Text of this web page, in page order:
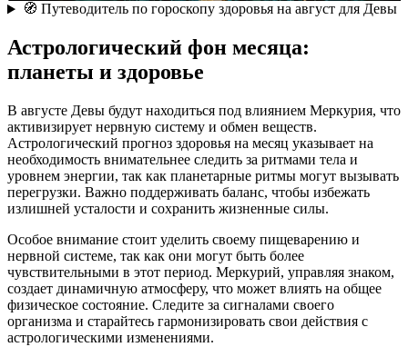
🧭 Путеводитель по гороскопу здоровья на август для Девы
Астрологический фон месяца:
планеты и здоровье
В августе Девы будут находиться под влиянием Меркурия, что
активизирует нервную систему и обмен веществ.
Астрологический прогноз здоровья на месяц указывает на
необходимость внимательнее следить за ритмами тела и
уровнем энергии, так как планетарные ритмы могут вызывать
перегрузки. Важно поддерживать баланс, чтобы избежать
излишней усталости и сохранить жизненные силы.
Особое внимание стоит уделить своему пищеварению и
нервной системе, так как они могут быть более
чувствительными в этот период. Меркурий, управляя знаком,
создает динамичную атмосферу, что может влиять на общее
физическое состояние. Следите за сигналами своего
организма и старайтесь гармонизировать свои действия с
астрологическими изменениями.